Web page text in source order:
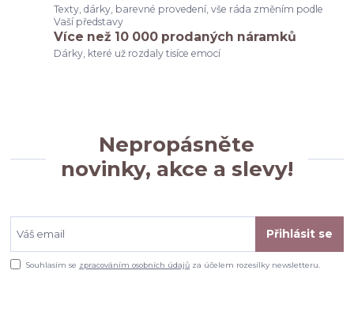
Texty, dárky, barevné provedení, vše ráda změním podle
Vaší představy
Více než 10 000 prodaných náramků
Dárky, které už rozdaly tisíce emocí
Nepropásněte
novinky, akce a slevy!
Přihlásit se
Souhlasím se zpracováním osobních údajů za účelem rozesílky newsletteru.